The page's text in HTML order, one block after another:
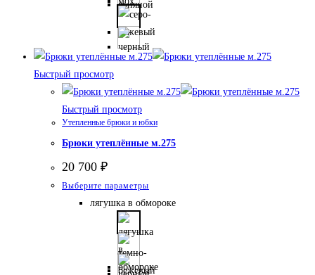
вариаций.
можно
выбрать
странице
Быстрый просмотр
Быстрый просмотр
Утепленные брюки и юбки
Брюки утеплённые м.275
20 700 ₽
Выберите параметры
товар
несколько
Опции
лягушка в обмороке